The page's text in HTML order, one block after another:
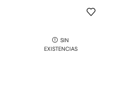
SIN
EXISTENCIAS